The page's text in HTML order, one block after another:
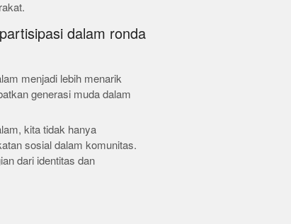
dalam ronda
menjadi lebih menarik
generasi muda dalam
kita tidak hanya
sosial dalam komunitas.
dari identitas dan